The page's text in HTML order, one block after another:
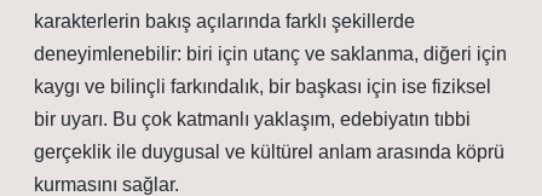
karakterlerin bakış açılarında farklı şekillerde
deneyimlenebilir: biri için utanç ve saklanma, diğeri için
kaygı ve bilinçli farkındalık, bir başkası için ise fiziksel
bir uyarı. Bu çok katmanlı yaklaşım, edebiyatın tıbbi
gerçeklik ile duygusal ve kültürel anlam arasında köprü
kurmasını sağlar.